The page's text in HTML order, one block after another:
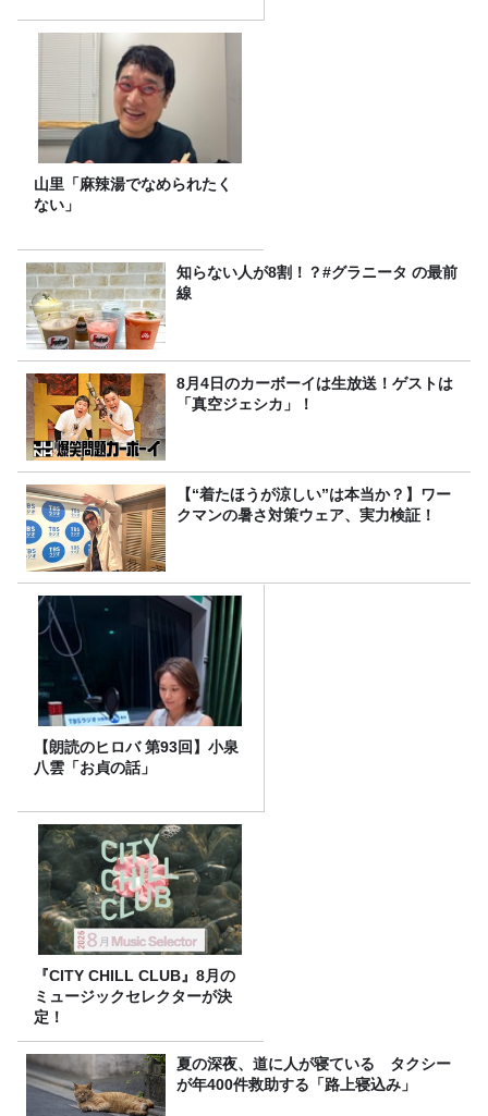
山里「麻辣湯でなめられたく
ない」
知らない人が8割！？#グラニータ の最前
線
8月4日のカーボーイは生放送！ゲストは
「真空ジェシカ」！
【“着たほうが涼しい”は本当か？】ワー
クマンの暑さ対策ウェア、実力検証！
【朗読のヒロバ 第93回】小泉
八雲「お貞の話」
『CITY CHILL CLUB』8月の
ミュージックセレクターが決
定！
夏の深夜、道に人が寝ている タクシー
が年400件救助する「路上寝込み」